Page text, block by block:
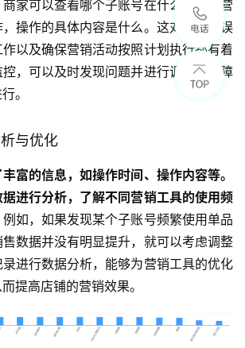
家可以查看哪个子账号在什么时间对营
操作的具体内容是什么。这对于防止误
以及确保营销活动按照计划执行都有着
，可以及时发现问题并进行调整，保障
。
析与优化
富的信息，如操作时间、操作内容等。
进行分析，了解不同营销工具的使用频
例如，如果发现某个子账号频繁使用单品
数据并没有明显提升，就可以考虑调整
进行数据分析，能够为营销工具的优化
提高店铺的营销效果。